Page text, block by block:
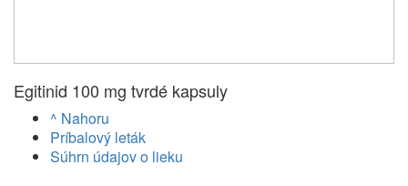
Egitinid 100 mg tvrdé kapsuly
^ Nahoru
Príbalový leták
Súhrn údajov o lieku